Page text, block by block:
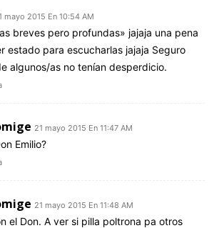
mayo 2015 En 10:54 AM
breves pero profundas» jajaja una pena
estado para escucharlas jajaja Seguro
algunos/as no tenían desperdicio.
21 mayo 2015 En 11:47 AM
Emilio?
21 mayo 2015 En 11:48 AM
el Don. A ver si pilla poltrona pa otros